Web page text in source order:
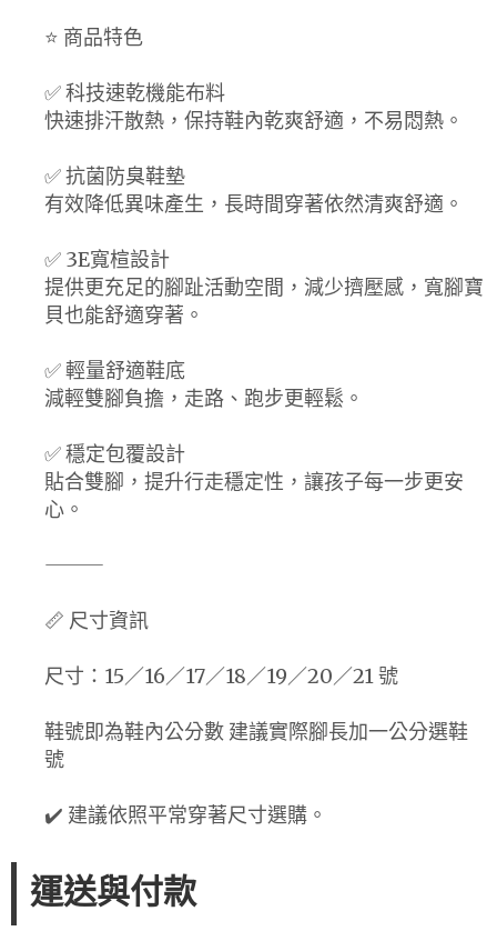
⭐ 商品特色
✅ 科技速乾機能布料
快速排汗散熱，保持鞋內乾爽舒適，不易悶熱。
✅ 抗菌防臭鞋墊
有效降低異味產生，長時間穿著依然清爽舒適。
✅ 3E寬楦設計
提供更充足的腳趾活動空間，減少擠壓感，寬腳寶
貝也能舒適穿著。
✅ 輕量舒適鞋底
減輕雙腳負擔，走路、跑步更輕鬆。
✅ 穩定包覆設計
貼合雙腳，提升行走穩定性，讓孩子每一步更安
心。
⸻
📏 尺寸資訊
尺寸：15／16／17／18／19／20／21 號
鞋號即為鞋內公分數 建議實際腳長加一公分選鞋
號
✔️ 建議依照平常穿著尺寸選購。
運送與付款